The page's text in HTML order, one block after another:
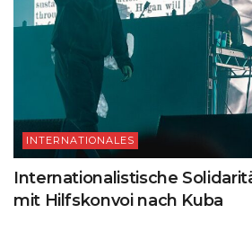
INTERNATIONALES
Internationalistische
mit Hilfskonvoi nach Kuba